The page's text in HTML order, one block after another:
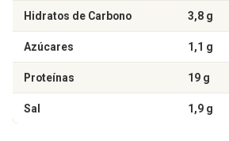
Hidratos de Carbono 3,8 g
Azúcares 1,1 g
Proteínas 19 g
Sal 1,9 g